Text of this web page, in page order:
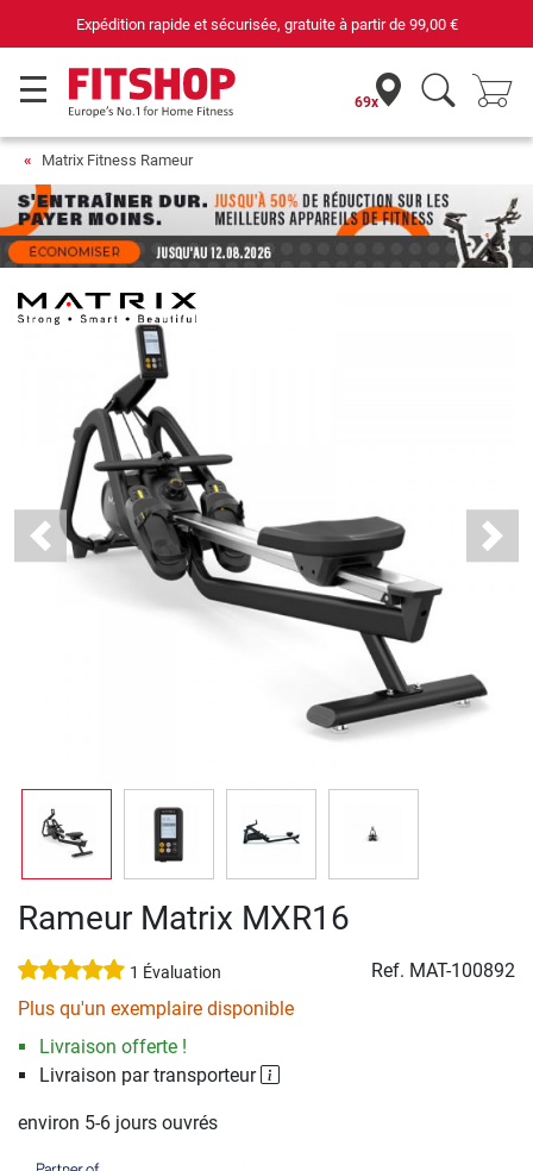
69 magasins avec 75 techniciens
69x
Matrix Fitness Rameur
Previous Next
Rameur Matrix MXR16
1 Évaluation Ref. MAT-100892
Plus qu'un exemplaire disponible
Livraison offerte !
Livraison par transporteur
environ 5-6 jours ouvrés